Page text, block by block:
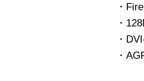
・
・
・
・